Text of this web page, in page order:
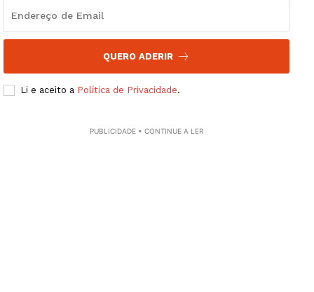
QUERO ADERIR
Li e aceito a Política de Privacidade.
PUBLICIDADE • CONTINUE A LER